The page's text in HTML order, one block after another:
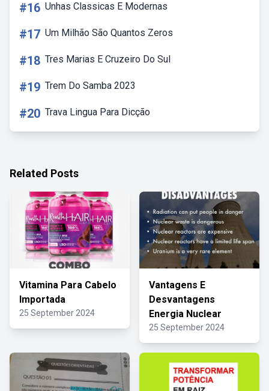
#16 Unhas Classicas E Modernas
#17 Um Milhão São Quantos Zeros
#18 Tres Marias E Cruzeiro Do Sul
#19 Trem Do Samba 2023
#20 Trava Lingua Para Dicção
Related Posts
Vitamina Para Cabelo
Importada
25 September 2024
Vantagens E
Desvantagens
Energia Nuclear
25 September 2024